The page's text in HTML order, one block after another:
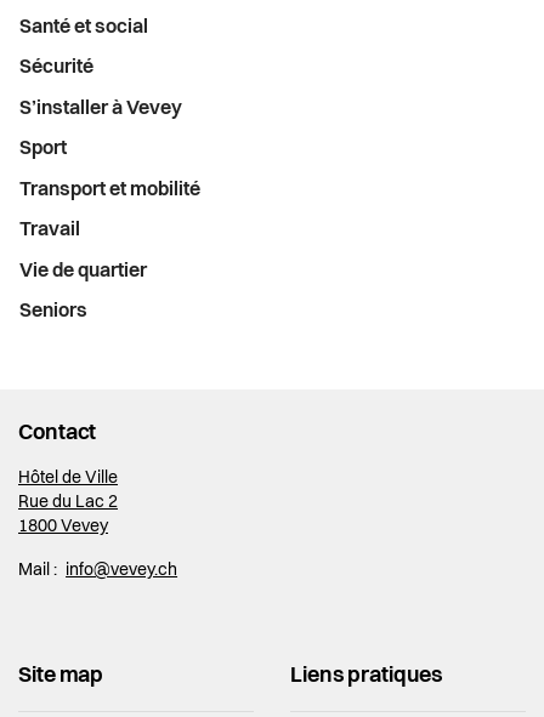
Santé et social
Sécurité
S’installer à Vevey
Sport
Transport et mobilité
Travail
Vie de quartier
Seniors
Contact
Hôtel de Ville
Rue du Lac 2
1800 Vevey
Mail : info@vevey.ch
Site map Liens pratiques